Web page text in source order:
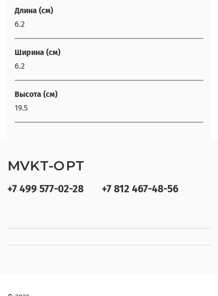
Длина (см)
6.2
Ширина (см)
6.2
Высота (см)
19.5
+7 499 577-02-28 +7 812 467-48-56
MVKT-OPT